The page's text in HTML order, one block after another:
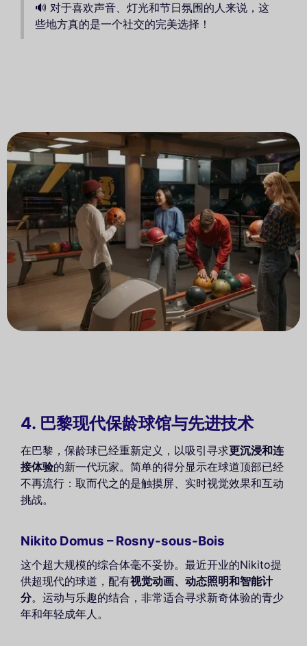
🔊 对于喜欢声音、灯光和节日氛围的人来说，这
些地方真的是一个社交的完美选择！
4. 巴黎现代保龄球馆与先进技术
在巴黎，保龄球已经重新定义，以吸引寻求更沉浸和连
接体验的新一代玩家。简单的得分显示在球道顶部已经
不再流行：取而代之的是触摸屏、实时视觉效果和互动
挑战。
Nikito Domus – Rosny-sous-Bois
这个超大规模的综合体毫不妥协。最近开业的Nikito提
供超现代的球道，配有视觉动画、动态照明和智能计
分。运动与乐趣的结合，非常适合寻求新奇体验的青少
年和年轻成年人。